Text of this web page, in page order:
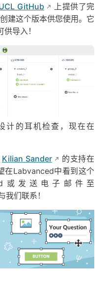
GitHub
上提供了完
建这个版本供您使用。它
供导入！
计的耳机检查，现在在
Kilian Sander
的支持在
在Labvanced中看到这个
或发送电子邮件至
我们联系！